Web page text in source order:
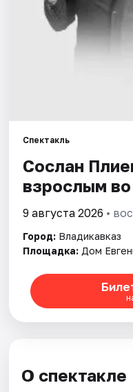
Артисты
Рейтинги
Спектакль
Сослан
взрослым
9 августа 2026 •
Город: Владикавказ
Площадка: Дом
О спектакле